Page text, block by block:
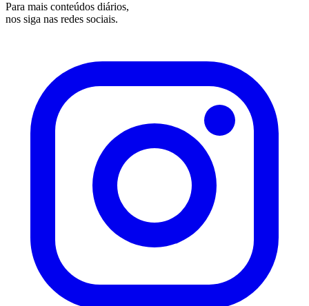
Para mais conteúdos diários,
nos siga nas redes sociais.